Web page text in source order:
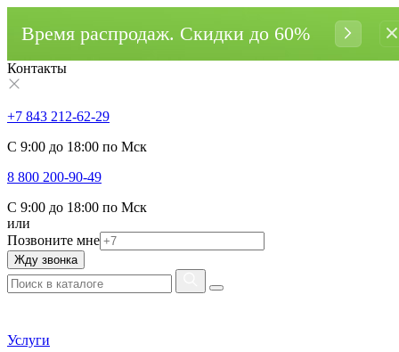
Время распродаж. Cкидки до 60%
Контакты
+7 843 212-62-29
С 9:00 до 18:00 по Мск
8 800 200-90-49
С 9:00 до 18:00 по Мск
или
Позвоните мне
Жду звонка
Услуги